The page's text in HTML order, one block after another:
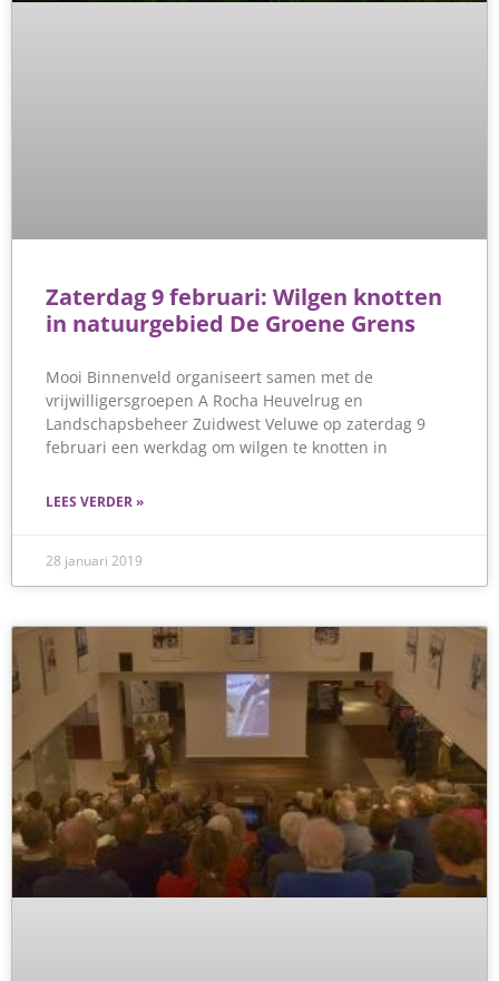
Zaterdag 9 februari: Wilgen knotten
in natuurgebied De Groene Grens
Mooi Binnenveld organiseert samen met de
vrijwilligersgroepen A Rocha Heuvelrug en
Landschapsbeheer Zuidwest Veluwe op zaterdag 9
februari een werkdag om wilgen te knotten in
LEES VERDER »
28 januari 2019